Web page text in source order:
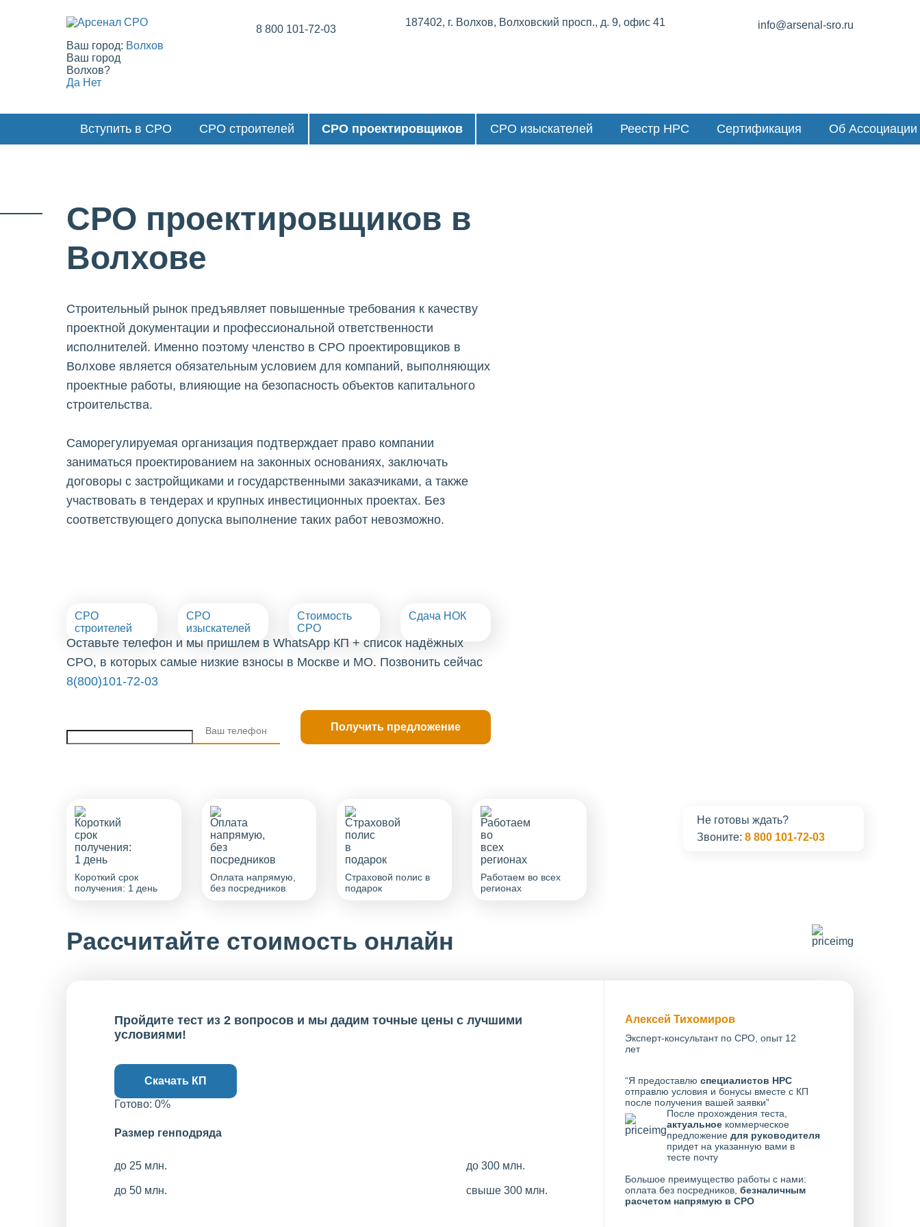
Ваш город: Волхов
Ваш город
Волхов?
Да Нет
8 800 101-72-03
187402, г. Волхов, Волховский просп., д. 9, офис 41 info@arsenal-sro.ru
Вступить в СРО СРО строителей СРО проектировщиков СРО изыскателей Реестр НРС Сертификация Об Ассоциации
СРО проектировщиков в
Волхове
Строительный рынок предъявляет повышенные требования к качеству
проектной документации и профессиональной ответственности
исполнителей. Именно поэтому членство в СРО проектировщиков в
Волхове является обязательным условием для компаний, выполняющих
проектные работы, влияющие на безопасность объектов капитального
строительства.
Саморегулируемая организация подтверждает право компании
заниматься проектированием на законных основаниях, заключать
договоры с застройщиками и государственными заказчиками, а также
участвовать в тендерах и крупных инвестиционных проектах. Без
соответствующего допуска выполнение таких работ невозможно.
СРО
строителей
СРО
изыскателей
Стоимость
СРО
Сдача НОК
Оставьте телефон и мы пришлем в WhatsApp КП + список надёжных
СРО, в которых самые низкие взносы в Москве и МО. Позвонить сейчас
8(800)101-72-03
Не готовы ждать?
Звоните: 8 800 101-72-03
Короткий срок
получения: 1 день
Оплата напрямую,
без посредников
Страховой полис в
подарок
Работаем во всех
регионах
Рассчитайте стоимость онлайн
Пройдите тест из 2 вопросов и мы дадим точные цены с лучшими
условиями!
Скачать КП
Готово: 0%
Размер генподряда
до 25 млн.
до 50 млн.
до 300 млн.
свыше 300 млн.
Алексей Тихомиров
Эксперт-консультант по СРО, опыт 12
лет
“Я предоставлю специалистов НРС
отправлю условия и бонусы вместе с КП
после получения вашей заявки”
После прохождения теста,
актуальноекоммерческое
предложение для руководителя
придет на указанную вами в
тесте почту
Большое преимущество работы с нами:
оплата без посредников, безналичным
расчетом напрямую в СРО